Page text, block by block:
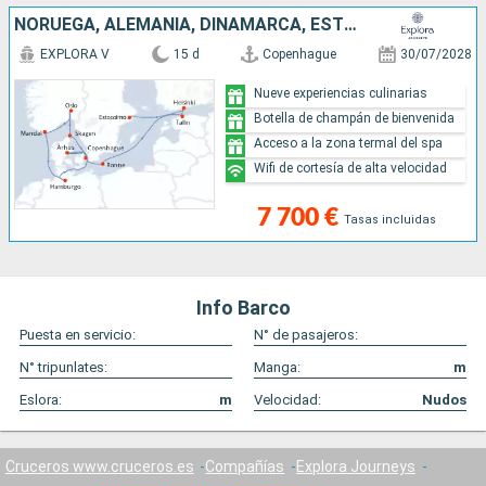
NORUEGA, ALEMANIA, DINAMARCA, ESTONIA, FINLANDIA, SUECIA
EXPLORA V 15 d Copenhague 30/07/2028
7 700 € Tasas incluidas
Nueve experiencias culinarias
Botella de champán de bienvenida
Acceso a la zona termal del spa
Wifi de cortesía de alta velocidad
Info Barco
Puesta en servicio:
N° de pasajeros:
N° tripunlates:
Manga:
m
Eslora:
m Velocidad: Nudos
Cruceros www.cruceros.es Compañías
Explora Journeys